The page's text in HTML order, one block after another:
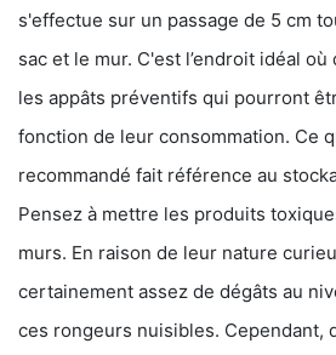
s'effectue sur un passage de 5 cm
sac et le mur. C'est l’endroit idéal
les appâts préventifs qui pourront
fonction de leur consommation. Ce
recommandé fait référence au
Pensez à mettre les produits
murs. En raison de leur nature
certainement assez de dégâts au
ces rongeurs nuisibles. Cependant,